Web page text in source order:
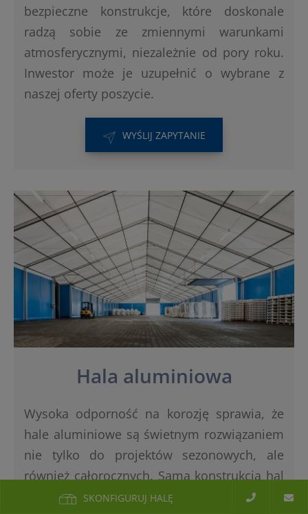
SKONFIGURUJ HALĘ
bezpieczne konstrukcje, które doskonale
radzą sobie ze zmiennymi warunkami
atmosferycznymi, niezależnie od pory roku.
Inwestor może je uzupełnić o wybrane z
naszej oferty poszycie.
WYŚLIJ ZAPYTANIE
Hala aluminiowa
Wysoka odporność na korozję sprawia, że
hale aluminiowe są świetnym rozwiązaniem
nie tylko do projektów sezonowych, ale
również całorocznych. Sama konstrukcja hal
jest lekka, co ułatwia mobilność tego typu